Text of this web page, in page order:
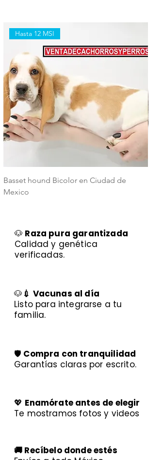
Hasta 12 MSI
Basset hound Bicolor en Ciudad de
Mexico
🐶 Raza pura garantizada
Calidad y genética
verificadas.
🐶 💉 Vacunas al día
Listo para integrarse a tu
familia.
🛡️ Compra con tranquilidad
Garantías claras por escrito.
💖 Enamórate antes de elegir
Te mostramos fotos y videos
🚚 Recíbelo donde estés